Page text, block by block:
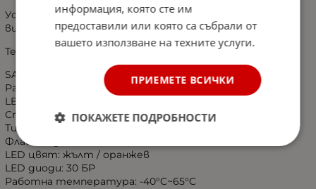
Устойчива на атмосферни влияния и устойчива на
вибрации - дизайн за външна употреба
Технически данни:
SAE, ECE R65, EMC R10
Работно напрежение: 12-24V
LED мощност: 19W
Степен на водоустойчивост: IP67
Тип: Монтаж на тръба
Флаш модели: 7
LED цвят: жълт / оранжев
LED диоди: 30 БР
Работна температура: -40°C~65°C
информация, която сте им
предоставили или която са събрали от
вашето използване на техните услуги.
ПРИЕМЕТЕ ВСИЧКИ
ПОКАЖЕТЕ ПОДРОБНОСТИ